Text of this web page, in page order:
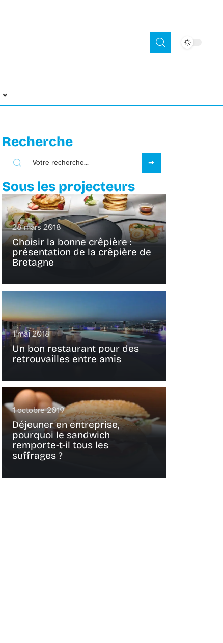
Recherche
Sous les projecteurs
28 mars 2018
Choisir la bonne crêpière :
présentation de la crêpière de
Bretagne
1 mai 2018
Un bon restaurant pour des
retrouvailles entre amis
1 octobre 2019
Déjeuner en entreprise,
pourquoi le sandwich
remporte-t-il tous les
suffrages ?